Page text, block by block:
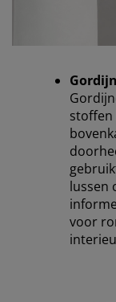
stoffen
lussen
voor